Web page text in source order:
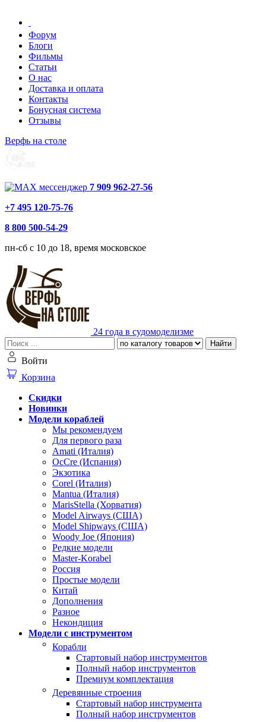
Форум
Блоги
Фильмы
Статьи
О нас
Доставка и оплата
Контакты
Бонусная система
Отзывы
Верфь на столе
7 909 962-27-56
+7 495 120-75-76
8 800 500-54-29
пн-сб с 10 до 18, время московское
24 года в судомоделизме
Найти
Войти
Корзина
Скидки
Новинки
Модели кораблей
Мы рекомендуем
Для первого раза
Amati (Италия)
OcCre (Испания)
Экзотика
Corel (Италия)
Mantua (Италия)
MarisStella (Хорватия)
Model Airways (США)
Model Shipways (США)
Woody Joe (Япония)
Редкие модели
Master-Korabel
Россия
Простые модели
Китай
Дополнения
Разное
Некондиция
Модели с инструментом
Корабли
Стартовый набор инструментов
Полный набор инструментов
Премиум комплектация
Деревянные строения
Стартовый набор инструмента
Полный набор инструментов